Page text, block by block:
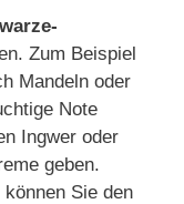
Zum Beispiel
Mandeln oder
Note
Ingwer oder
geben.
Sie den